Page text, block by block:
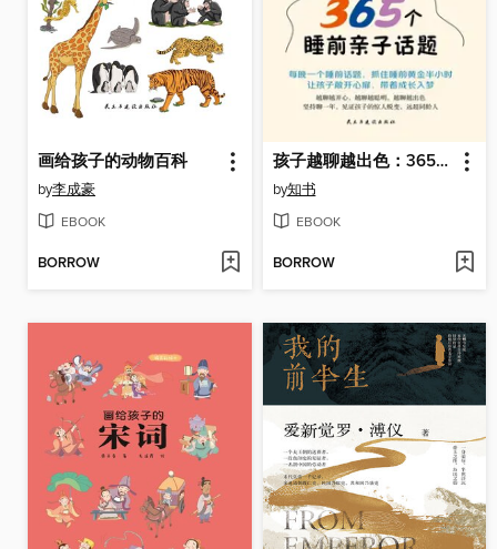
画给孩子的动物百科
by李成豪
EBOOK
BORROW
孩子越聊越出色：365个睡前亲子话题
by知书
EBOOK
BORROW